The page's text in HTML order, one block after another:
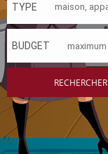
TYPE
BUDGET
RECHERCHER